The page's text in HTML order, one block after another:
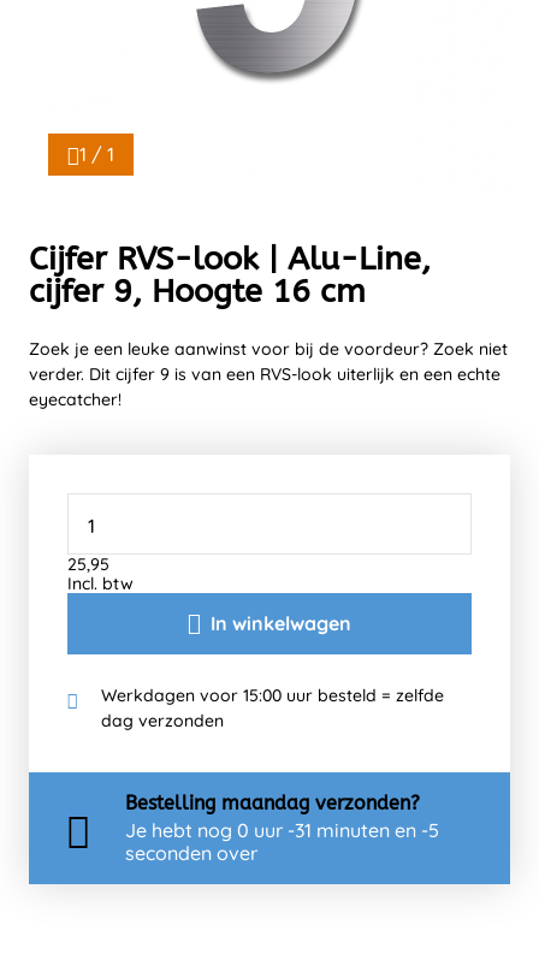
1 / 1
Cijfer RVS-look | Alu-Line,
cijfer 9, Hoogte 16 cm
Zoek je een leuke aanwinst voor bij de voordeur? Zoek niet
verder. Dit cijfer 9 is van een RVS-look uiterlijk en een echte
eyecatcher!
In winkelwagen
25,95
Incl. btw
Werkdagen voor 15:00 uur besteld = zelfde
dag verzonden
Bestelling maandag verzonden?
Je hebt nog 0 uur -31 minuten en -5
seconden over